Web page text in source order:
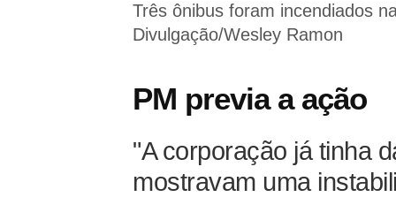
Três ônibus foram incendiados
Divulgação/Wesley Ramon
PM previa a ação
"A corporação já tinha
mostravam uma